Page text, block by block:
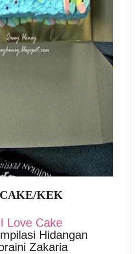
KEK
Love Cake
Hidangan
Zakaria